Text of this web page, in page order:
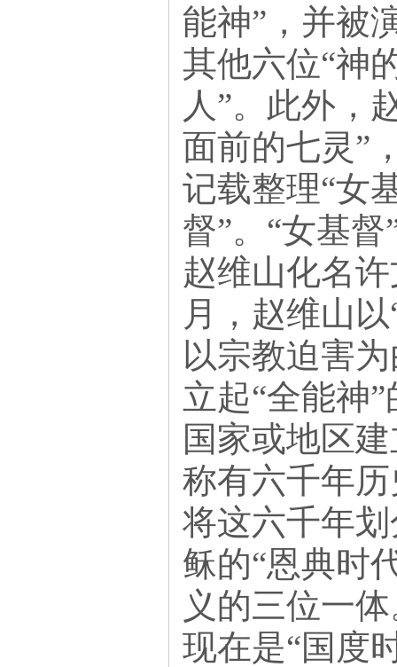
能神”，并被
其他六位“神
人”。此外，
面前的七灵”
记载整理“女
督”。“女基
赵维山化名
月，赵维山
以宗教迫害
立起“全能神
国家或地区
称有六千年
将这六千年
稣的“恩典时
义的三位一
现在是“国度